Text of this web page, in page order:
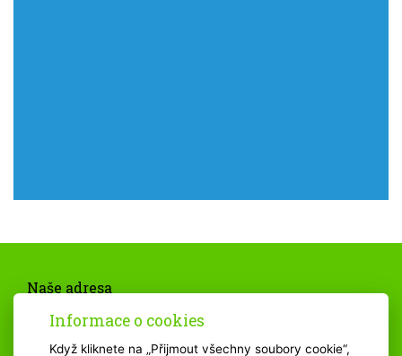
Naše adresa
Základní škola Bystřice n. P., Nádražní 615
593 01 Bystřice nad Pernštejnem
Telefonní kontakt
Informace o cookies
Když kliknete na „Přijmout všechny soubory cookie“,